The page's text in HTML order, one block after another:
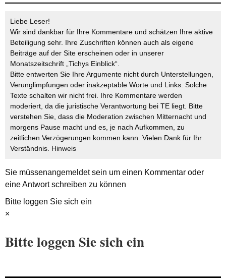
Liebe Leser!
Wir sind dankbar für Ihre Kommentare und schätzen Ihre aktive
Beteiligung sehr. Ihre Zuschriften können auch als eigene
Beiträge auf der Site erscheinen oder in unserer
Monatszeitschrift „Tichys Einblick“.
Bitte entwerten Sie Ihre Argumente nicht durch Unterstellungen,
Verunglimpfungen oder inakzeptable Worte und Links. Solche
Texte schalten wir nicht frei. Ihre Kommentare werden
moderiert, da die juristische Verantwortung bei TE liegt. Bitte
verstehen Sie, dass die Moderation zwischen Mitternacht und
morgens Pause macht und es, je nach Aufkommen, zu
zeitlichen Verzögerungen kommen kann. Vielen Dank für Ihr
Verständnis. Hinweis
Sie müssenangemeldetsein um einen Kommentar oder
eine Antwort schreiben zu können
Bitte loggen Sie sich ein
×
Bitte loggen Sie sich ein